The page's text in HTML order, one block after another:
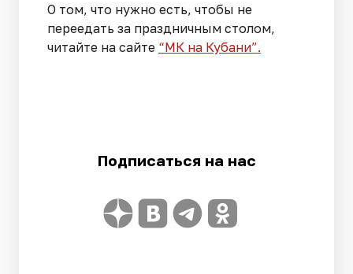
О том, что нужно есть, чтобы не
переедать за праздничным столом,
читайте на сайте “МК на Кубани”.
Подписаться на нас